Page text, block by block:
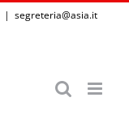
| segreteria@asia.it